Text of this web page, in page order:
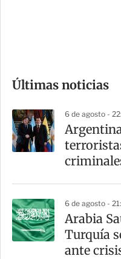
m
a
r
t
Últimas noticias
6 de agosto -
6 de agosto -
Arabia
Turquía
ante